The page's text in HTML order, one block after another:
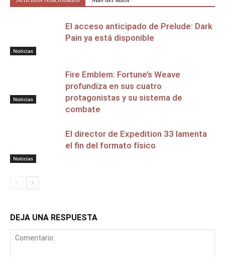
Noticias
El acceso anticipado de Prelude: Dark
Pain ya está disponible
Noticias
Fire Emblem: Fortune’s Weave
profundiza en sus cuatro
protagonistas y su sistema de
combate
Noticias
El director de Expedition 33 lamenta
el fin del formato físico
DEJA UNA RESPUESTA